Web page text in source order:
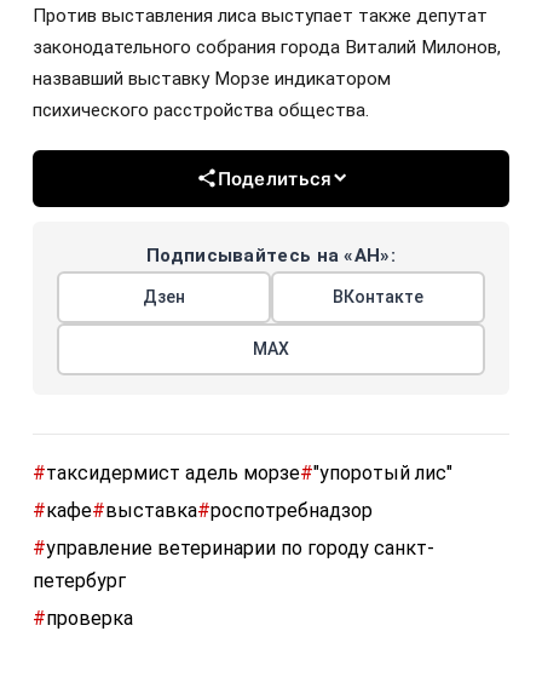
Против выставления лиса выступает также депутат
законодательного собрания города Виталий Милонов,
назвавший выставку Морзе индикатором
психического расстройства общества.
Поделиться
Подписывайтесь на «АН»:
Дзен ВКонтакте
МАХ
#таксидермист адель морзе#"упоротый лис"
#кафе#выставка#роспотребнадзор
#управление ветеринарии по городу санкт-
петербург
#проверка